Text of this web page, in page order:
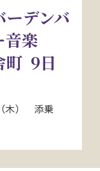
わせ
ーデンバ
音楽
町 9日
木） 添乗